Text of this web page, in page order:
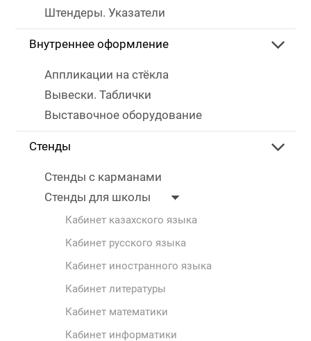
Штендеры. Указатели
Внутреннее оформление
Аппликации на стёкла
Вывески. Таблички
Выставочное оборудование
Стенды
Стенды с карманами
Стенды для школы
Кабинет казахского языка
Кабинет русского языка
Кабинет иностранного языка
Кабинет литературы
Кабинет математики
Кабинет информатики